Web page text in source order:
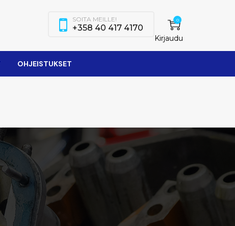
0
Kirjaudu
SOITA MEILLE!
+358 40 417 4170
OHJEISTUKSET